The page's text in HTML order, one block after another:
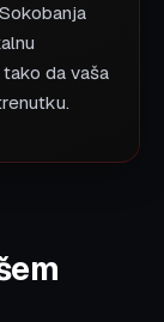
da vaša